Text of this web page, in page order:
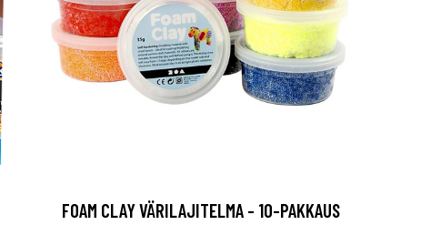
FOAM CLAY VÄRILAJITELMA - 10-PAKKAUS